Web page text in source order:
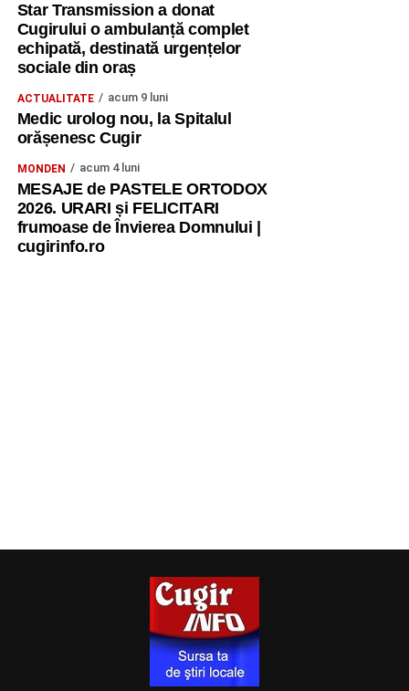
Star Transmission a donat
Cugirului o ambulanță complet
echipată, destinată urgențelor
sociale din oraș
ACTUALITATE acum 9 luni
Medic urolog nou, la Spitalul
orășenesc Cugir
MONDEN acum 4 luni
MESAJE de PASTELE ORTODOX
2026. URARI și FELICITARI
frumoase de Învierea Domnului |
cugirinfo.ro